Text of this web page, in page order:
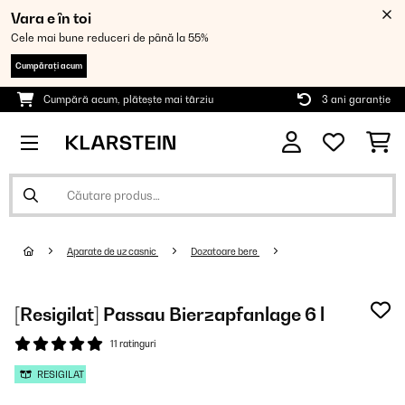
Vara e în toi
Cele mai bune reduceri de până la 55%
Cumpărați acum
Cumpără acum, plătește mai târziu 3 ani garanție
Aparate de uz casnic Dozatoare bere
[Resigilat] Passau Bierzapfanlage 6 l
11 ratinguri
RESIGILAT